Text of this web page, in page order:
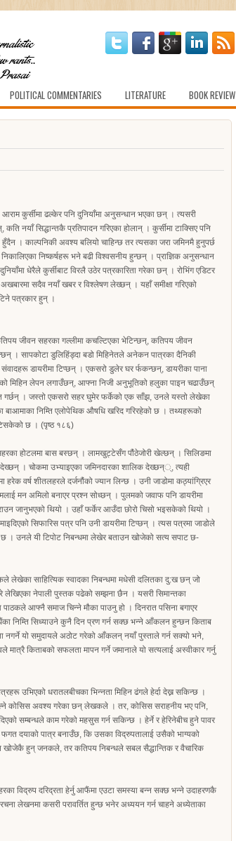
POLITICAL COMMENTARIES LITERATURE BOOK REVIEW
कुर्सीमा ढल्केर पनि दुनियाँमा अनुसन्धान भएका छन् । त्यसरी
कति नयाँ सिद्धान्तकै प्रतिपादन गरिएका होलान् । कुर्सीमा टाक्सिए पनि
। काल्पनिकी अवश्य बलियो चाहिन्छ तर त्यसका जरा जमिनमै हुनुपर्छ
निष्कर्षहरू भने बढी विश्वसनीय हुन्छन् । प्राज्ञिक अनुसन्धान
धेरैले कुर्सीबाट विरलै उठेर पत्रकारिता गरेका छन् । रोभिंग एडिटर
सदैव नयाँ खबर र विश्लेषण लेख्छन् । यहाँ समीक्षा गरिएको
पत्रकार हुन् ।
जीवन सहरका गल्लीमा कचल्टिएका भेटिन्छन्, कतिपय जीवन
। सापकोटा डुलिहिंड्दा बडो मिहिनेतले अनेकन पात्रका दैनिकी
डायरीमा टिप्छन् । एकसरो डुलेर घर र्फकन्छन्, डायरीका पाना
मिहिन लेपन लगाउँछन्, आफ्ना निजी अनुभूतिको हलुका पाइन चढाउँछन्
गर्छन् । जस्तो एकसरो सहर घुमेर फर्केको एक साँझ, उनले यस्तो लेखेका
बाआमाका निम्ति एलोपेथिक औषधि खरिद गरिरहेको छ । तथ्यहरूको
छ । (पृष्ठ १८६)
होटलमा बास बस्छन् । लामखुट्टेसँग पौंठेजोरी खेल्छन् । सिलिङमा
। चोकमा उभ्याइएका जमिनदारका शालिक देख्छन््, त्यही
वर्ष शीतलहरले दर्जनौंको ज्यान लिन्छ । उनी जाडोमा कठ्यांगि्रएर
मन अमिलो बनाएर प्रश्न सोध्छन् । पुलमको जवाफ पनि डायरीमा
जानुभएको थियो । उहाँ फर्केर आउँदा छोरो चिसो भइसकेको थियो ।
सिफारिस पत्र पनि उनी डायरीमा टिप्छन् । त्यस पत्रमा जाडोले
छ । उनले यी टिपोट निबन्धमा लेखेर बताउन खोजेको सत्य सपाट छ-
लेखेका साहित्यिक स्वादका निबन्धमा मधेसी दलितका दु:ख छन् जो
लेखिएका नेपाली पुस्तक पढेको सम्झना छैन । यसरी सिमान्तका
आफ्नै समाज चिन्ने मौका पाउनु हो । दिनरात पसिना बगाएर
निम्ति सिध्याउने कुनै दिन प्रण गर्न सक्छ भन्ने आँकलन हुन्छन किताब
नगर्ने यो समुदायले अठोट गरेको आँकलन् नयाँ पुस्ताले गर्न सक्यो भने,
किताबको सफलता मापन गर्ने जमानाले यो सत्यलाई अस्वीकार गर्नु
उभिएको धरातलबीचका भिन्नता मिहिन ढंगले हेर्दा देख्न सकिन्छ ।
कोसिस अवश्य गरेका छन् लेखकले । तर, कोसिस सराहनीय भए पनि,
सम्बन्धले काम गरेको महसुस गर्न सकिन्छ । हेर्ने र हेरिनेबीच हुने पावर
दयाको पात्र बनाउँछ, कि उसका विद्रुपतालाई उसैको भाग्यको
हुन् जनकले, तर कतिपय निबन्धले सबल सैद्धान्तिक र वैचारिक
विद्रुप दरिद्रता हेर्नु आफैंमा एउटा समस्या बन्न सक्छ भन्ने उदाहरणकै
लेखनमा कसरी परावर्तित हुन्छ भनेर अध्ययन गर्न चाहने अध्येताका